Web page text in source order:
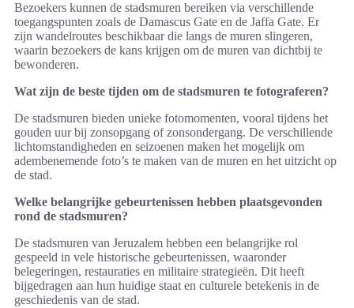
Bezoekers kunnen de stadsmuren bereiken via verschillende
toegangspunten zoals de Damascus Gate en de Jaffa Gate. Er
zijn wandelroutes beschikbaar die langs de muren slingeren,
waarin bezoekers de kans krijgen om de muren van dichtbij te
bewonderen.
Wat zijn de beste tijden om de stadsmuren te fotograferen?
De stadsmuren bieden unieke fotomomenten, vooral tijdens het
gouden uur bij zonsopgang of zonsondergang. De verschillende
lichtomstandigheden en seizoenen maken het mogelijk om
adembenemende foto’s te maken van de muren en het uitzicht op
de stad.
Welke belangrijke gebeurtenissen hebben plaatsgevonden
rond de stadsmuren?
De stadsmuren van Jeruzalem hebben een belangrijke rol
gespeeld in vele historische gebeurtenissen, waaronder
belegeringen, restauraties en militaire strategieën. Dit heeft
bijgedragen aan hun huidige staat en culturele betekenis in de
geschiedenis van de stad.